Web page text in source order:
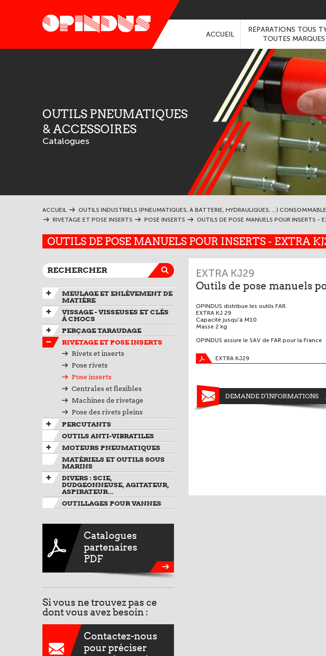
ACCUEIL
RÉPARATIONS TOUS
TOUTES MARQUES
OUTILS PNEUMATIQUES
& ACCESSOIRES
Catalogues
ACCUEIL OUTILS INDUSTRIELS (PNEUMATIQUES, À BATTERIE, HYDRAULIQUES, ...)
RIVETAGE ET POSE INSERTS
POSE INSERTS OUTILS DE POSE MANUELS POUR INSERTS -
OUTILS DE POSE MANUELS POUR INSERTS - EXTRA
MEULAGE ET ENLÈVEMENT DE
MATIÈRE
VISSAGE - VISSEUSES ET CLÉS
À CHOCS
PERÇAGE TARAUDAGE
RIVETAGE ET POSE INSERTS
Rivets et inserts
Pose rivets
Pose inserts
Centrales et flexibles
Machines de rivetage
Pose des rivets pleins
PERCUTANTS
OUTILS ANTI-VIBRATILES
MOTEURS PNEUMATIQUES
MATÉRIELS ET OUTILS SOUS
MARINS
DIVERS : SCIE,
DUDGEONNEUSE, AGITATEUR,
ASPIRATEUR...
OUTILLAGES POUR VANNES
Catalogues
partenaires
PDF
Si vous ne trouvez pas ce
dont vous avez besoin :
Contactez-nous
pour préciser
EXTRA KJ29
Outils de pose manuels
OPINDUS distribue les outils FAR.
EXTRA KJ 29
Capacité jusqu'à M10
Masse 2 kg
OPINDUS assure le SAV de FAR pour la France
EXTRA KJ29
DEMANDE D'INFORMATIONS